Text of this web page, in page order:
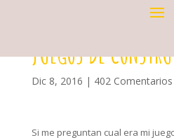
JUEGOS DE
Dic 8, 2016 | 402 Comentarios
Si me preguntan cual era mi